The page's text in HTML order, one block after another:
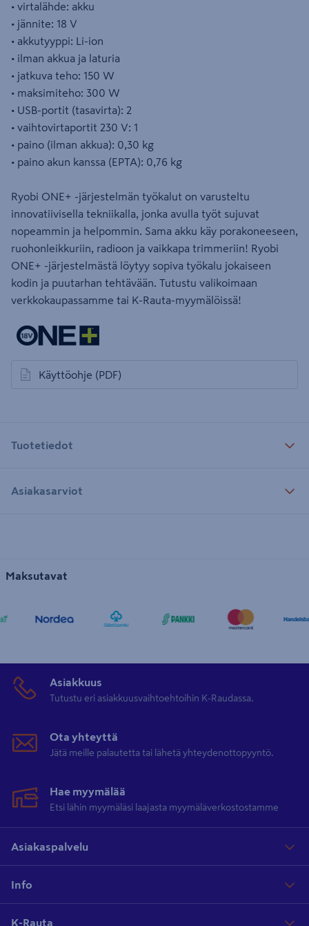
• virtalähde: akku
• jännite: 18 V
• akkutyyppi: Li-ion
• ilman akkua ja laturia
• jatkuva teho: 150 W
• maksimiteho: 300 W
• USB-portit (tasavirta): 2
• vaihtovirtaportit 230 V: 1
• paino (ilman akkua): 0,30 kg
• paino akun kanssa (EPTA): 0,76 kg
Ryobi ONE+ -järjestelmän työkalut on varusteltu
innovatiivisella tekniikalla, jonka avulla työt sujuvat
nopeammin ja helpommin. Sama akku käy porakoneeseen,
ruohonleikkuriin, radioon ja vaikkapa trimmeriin! Ryobi
ONE+ -järjestelmästä löytyy sopiva työkalu jokaiseen
kodin ja puutarhan tehtävään. Tutustu valikoimaan
verkkokaupassamme tai K-Rauta-myymälöissä!
Käyttöohje (PDF)
avautuu uuteen välilehteen
Tuotetiedot
Asiakasarviot
Maksutavat
Asiakkuus
Tutustu eri asiakkuusvaihtoehtoihin K-Raudassa.
Ota yhteyttä
Jätä meille palautetta tai lähetä yhteydenottopyyntö.
Hae myymälää
Etsi lähin myymäläsi laajasta myymäläverkostostamme
Asiakaspalvelu
Info
K-Rauta